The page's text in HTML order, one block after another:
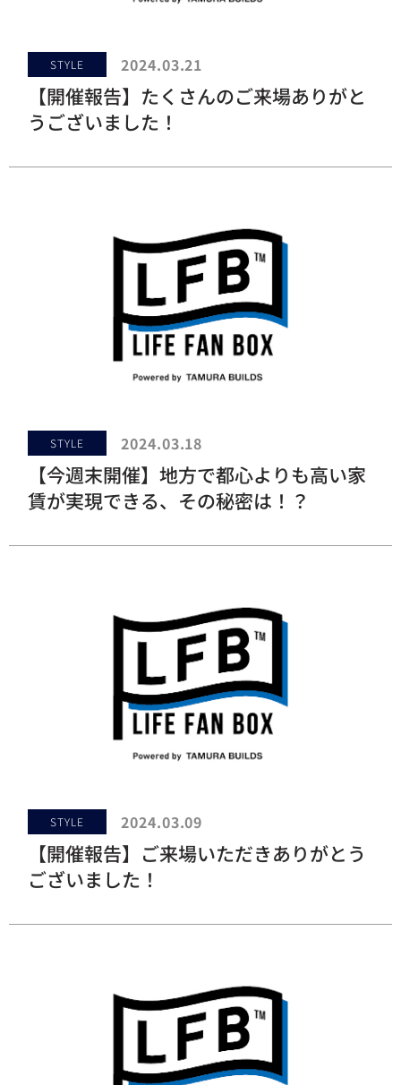
STYLE 2024.03.21
【開催報告】たくさんのご来場ありがと
うございました！
STYLE 2024.03.18
【今週末開催】地方で都心よりも高い家
賃が実現できる、その秘密は！？
STYLE 2024.03.09
【開催報告】ご来場いただきありがとう
ございました！